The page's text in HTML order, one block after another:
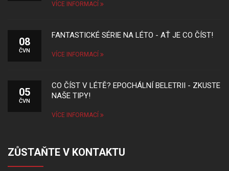
VÍCE INFORMACÍ
08
ČVN
FANTASTICKÉ SÉRIE NA LÉTO - AŤ JE CO ČÍST!
VÍCE INFORMACÍ
05
ČVN
CO ČÍST V LÉTĚ? EPOCHÁLNÍ BELETRII - ZKUSTE
NAŠE TIPY!
VÍCE INFORMACÍ
ZŮSTAŇTE V KONTAKTU